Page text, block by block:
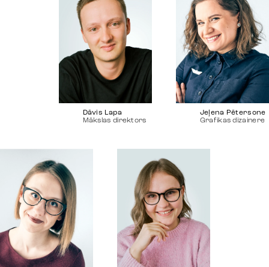
Darbi
Stratēģija
Dāvis Lapa
Mākslas direktors
Jeļena Pētersone
Grafikas dizainere